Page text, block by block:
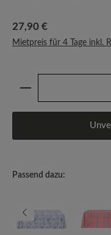
Regulärer Preis:
27,90 €
Mietpreis für 4 Tage inkl.
Produkt Anzahl:
Passend dazu: